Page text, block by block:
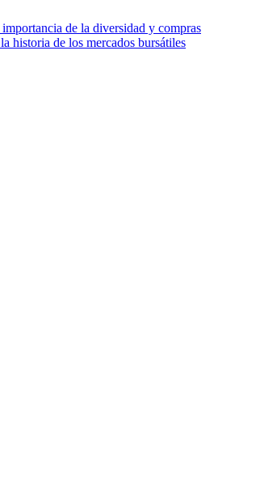
de la diversidad y compras
historia de los mercados bursátiles